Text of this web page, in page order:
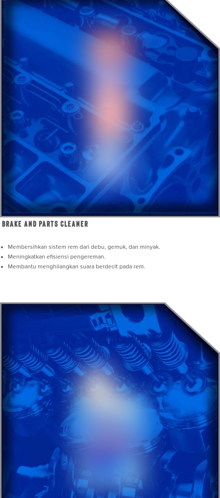
Brake and Parts Cleaner
Membersihkan sistem rem dari debu, gemuk, dan minyak.
Meningkatkan efisiensi pengereman.
Membantu menghilangkan suara berdecit pada rem.